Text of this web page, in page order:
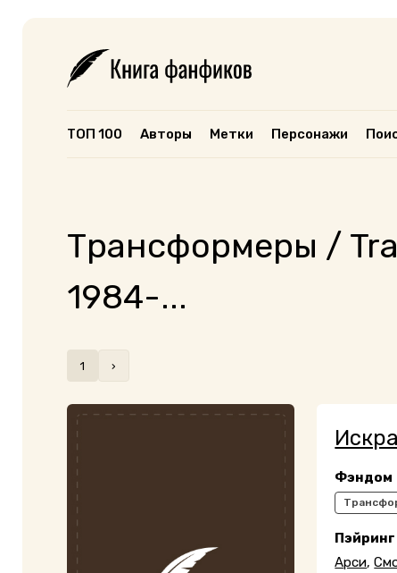
ТОП 100 Авторы Метки Персонажи
Трансформеры /
1984-...
1 ›
Фэндом
Арси,